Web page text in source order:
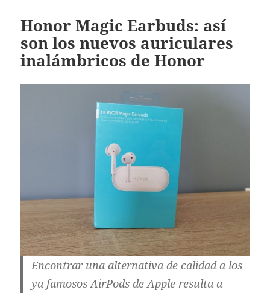
Honor Magic Earbuds: así
son los nuevos auriculares
inalámbricos de Honor
Encontrar una alternativa de calidad a los
ya famosos AirPods de Apple resulta a